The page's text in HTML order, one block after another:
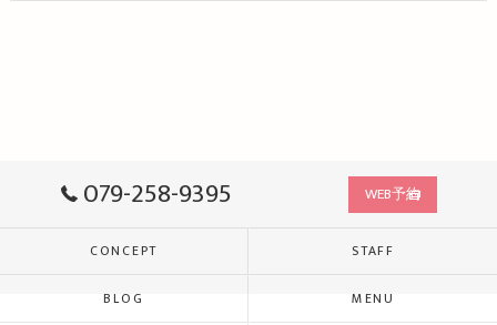
079-258-9395 WEB予約
CONCEPT STAFF
BLOG MENU